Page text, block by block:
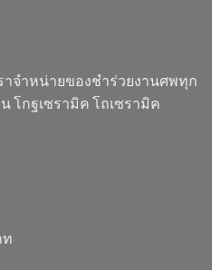
าจำหน่ายของชำร่วยงานศพทุก
โกฐเซรามิค โถเซรามิค
ท